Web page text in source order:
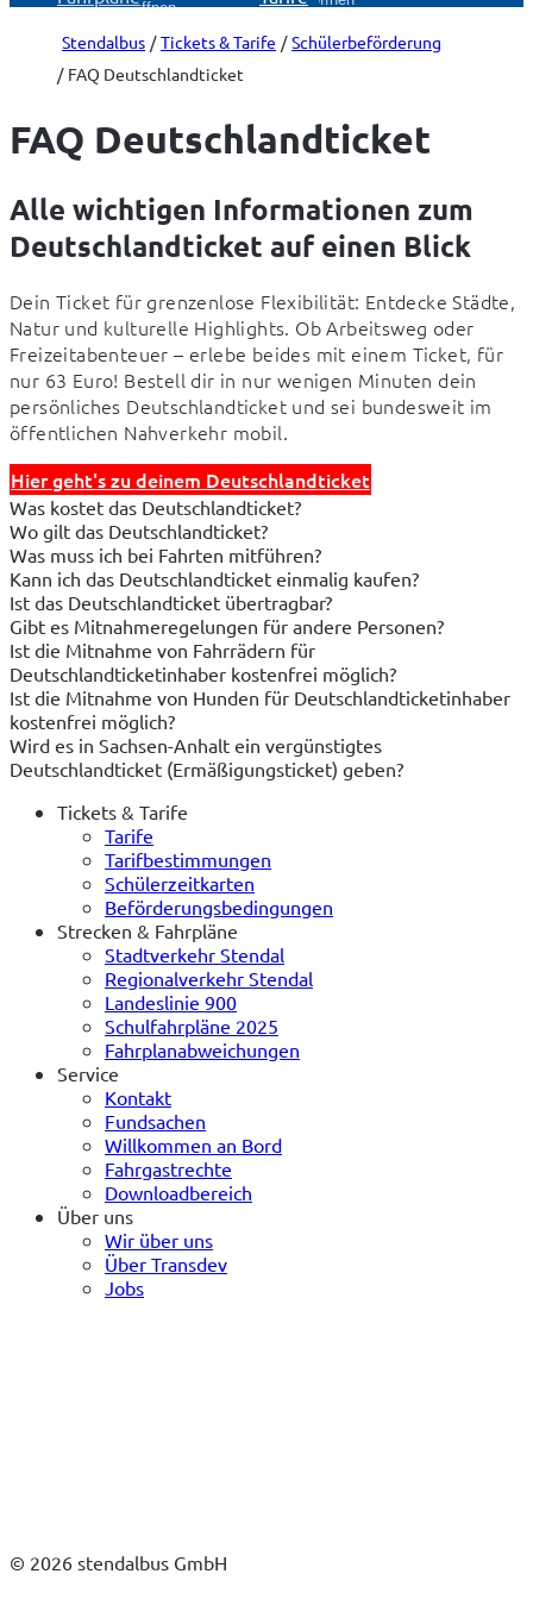
öffnen
Stendalbus Tickets & Tarife
Schülerbeförderung
FAQ Deutschlandticket
FAQ Deutschlandticket
Alle wichtigen Informationen zum
Deutschlandticket auf einen Blick
Dein Ticket für grenzenlose Flexibilität: Entdecke Städte,
Natur und kulturelle Highlights. Ob Arbeitsweg oder
Freizeitabenteuer – erlebe beides mit einem Ticket, für
nur 63 Euro! Bestell dir in nur wenigen Minuten dein
persönliches Deutschlandticket und sei bundesweit im
öffentlichen Nahverkehr mobil.
Hier geht's zu deinem Deutschlandticket
Was kostet das Deutschlandticket?
Wo gilt das Deutschlandticket?
Was muss ich bei Fahrten mitführen?
Kann ich das Deutschlandticket einmalig kaufen?
Ist das Deutschlandticket übertragbar?
Gibt es Mitnahmeregelungen für andere Personen?
Ist die Mitnahme von Fahrrädern für
Deutschlandticketinhaber kostenfrei möglich?
Ist die Mitnahme von Hunden für Deutschlandticketinhaber
kostenfrei möglich?
Wird es in Sachsen-Anhalt ein vergünstigtes
Deutschlandticket (Ermäßigungsticket) geben?
Tickets & Tarife
Tarife
Tarifbestimmungen
Schülerzeitkarten
Beförderungsbedingungen
Strecken & Fahrpläne
Stadtverkehr Stendal
Regionalverkehr Stendal
Landeslinie 900
Schulfahrpläne 2025
Fahrplanabweichungen
Service
Kontakt
Fundsachen
Willkommen an Bord
Fahrgastrechte
Downloadbereich
Über uns
Wir über uns
Über Transdev
Jobs
© 2026 stendalbus GmbH